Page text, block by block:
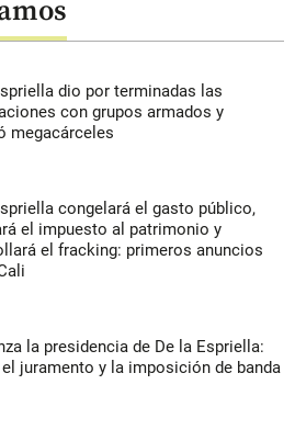
dio por terminadas las
con grupos armados y
megacárceles
congelará el gasto público,
el impuesto al patrimonio y
el fracking: primeros anuncios
la presidencia de De la Espriella:
juramento y la imposición de banda